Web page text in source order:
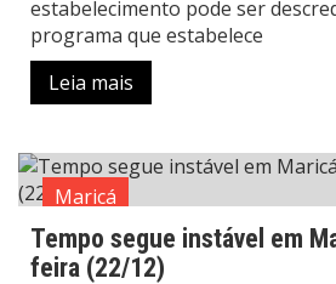
estabelecimento pode ser
programa que estabelece
Leia mais
Maricá
Tempo segue instável em
feira (22/12)